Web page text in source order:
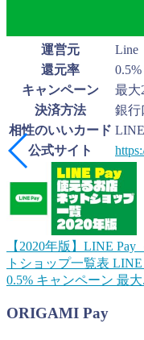
運営元
Line
還元率
キャンペーン
最大
決済方法
銀行
相性のいいカード
公式サイト
【2020年版】LINE
トショップ一覧表 LINE
0.5% キャンペーン 最大
ORIGAMI Pay